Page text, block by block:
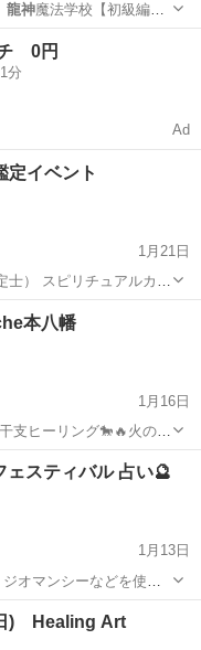
龍神魔法学校【初級編】
龍神魔法学校【上級編】
魔法学校【特級編】… 出来ます ＠龍神
0円
分
Ad
定イベント
1月21日
士） スピリチュアルカ
本八幡
1月16日
支ヒーリング🐎🔥火の馬
ップ ヒーリング
ェスティバル 占い🔮
1月13日
オマンシーなどを使用
ップ
日) Healing Art